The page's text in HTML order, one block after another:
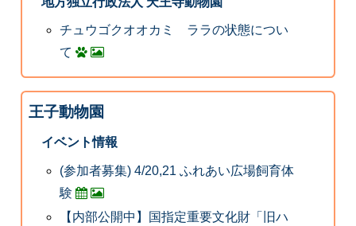
チュウゴクオオカミ ララの状態につい
て
王子動物園
イベント情報
(参加者募集) 4/20,21 ふれあい広場飼育体
験
【内部公開中】国指定重要文化財「旧ハ